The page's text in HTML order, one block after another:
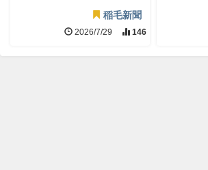
稲毛新聞
2026/7/29 146